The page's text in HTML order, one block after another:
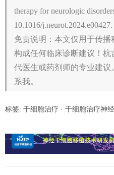
therapy for neurologic
10.1016/j.neurot.2024.e00427.
免责说明：本文仅用于传
构成任何临床诊断建议！
代医生或药剂师的专业建
系我。
标签: 干细胞治疗 · 干细胞治疗神